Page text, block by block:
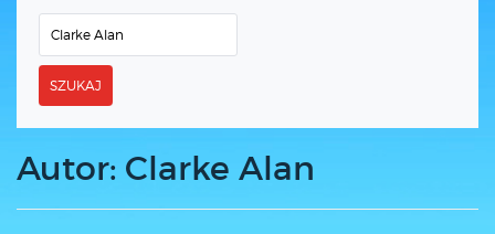
SZUKAJ
Autor: Clarke Alan